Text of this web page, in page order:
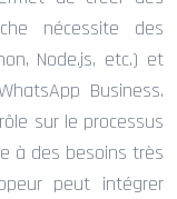
nécessite des
Node.js, etc.) et
Business.
sur le processus
à des besoins très
peut intégrer